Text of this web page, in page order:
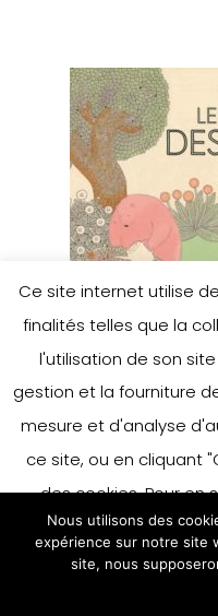
Ce site internet utilise
finalités telles que la
l'utilisation de son
gestion et la fourniture
mesure et d'analyse
ce site, ou en cliquant
des cookies. Pour en
préférences en matière
à notre politique
Nous utilisons des
expérience sur notre site
site, nous